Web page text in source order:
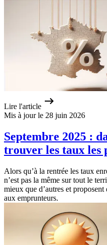
Lire l'article
Mis à jour le 28 juin 2026
Septembre 2025 :
trouver les taux les
Alors qu’à la rentrée les taux
n’est pas la même sur tout le
mieux que d’autres et
aux emprunteurs.